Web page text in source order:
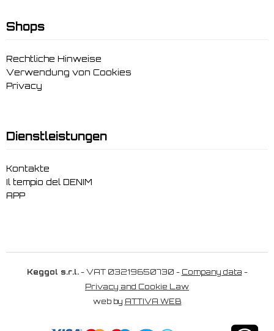
Shops
Rechtliche Hinweise
Verwendung von Cookies
Privacy
Dienstleistungen
Kontakte
Il tempio del DENIM
APP
Keggol s.r.l.- VAT 03219650730 - Company data -
Privacy and Cookie Law
web by ATTIVA WEB